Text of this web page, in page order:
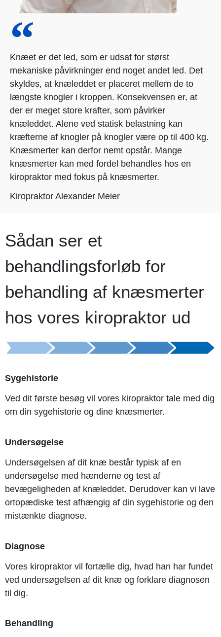
Knæet er det led, som er udsat for størst
mekaniske påvirkninger end noget andet led. Det
skyldes, at knæleddet er placeret mellem de to
længste knogler i kroppen. Konsekvensen er, at
der er meget store krafter, som påvirker
knæleddet. Alene ved statisk belastning kan
kræfterne af knogler på knogler være op til 400 kg.
Knæsmerter kan derfor nemt opstår. Mange
knæsmerter kan med fordel behandles hos en
kiropraktor med fokus på knæsmerter.
Kiropraktor Alexander Meier
Sådan ser et
behandlingsforløb for
behandling af knæsmerter
hos vores kiropraktor ud
Sygehistorie
Ved dit første besøg vil vores kiropraktor tale med dig
om din sygehistorie og dine knæsmerter.
Undersøgelse
Undersøgelsen af dit knæ består typisk af en
undersøgelse med hænderne og test af
bevægeligheden af knæleddet. Derudover kan vi lave
ortopædiske test afhængig af din sygehistorie og den
mistænkte diagnose.
Diagnose
Vores kiropraktor vil fortælle dig, hvad han har fundet
ved undersøgelsen af dit knæ og forklare diagnosen
til dig.
Behandling